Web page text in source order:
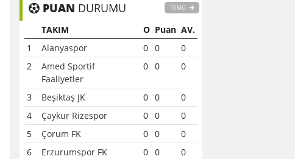
PUAN DURUMU TÜMÜ
TAKIM O Puan AV.
1
Alanyaspor 0 0
0
2
Amed Sportif
Faaliyetler
0 0 0
3 Beşiktaş JK 0 0
0
4
Çaykur Rizespor 0 0
0
5
Çorum FK 0 0
0
6
Erzurumspor FK 0 0
0